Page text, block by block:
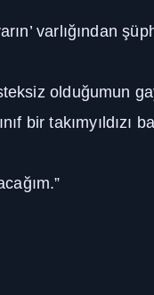
varlığından
olduğumun
bir